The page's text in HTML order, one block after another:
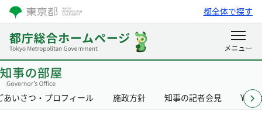
都全体で探す
あいさつ・プロフィール 施政方針 知事の記者会見